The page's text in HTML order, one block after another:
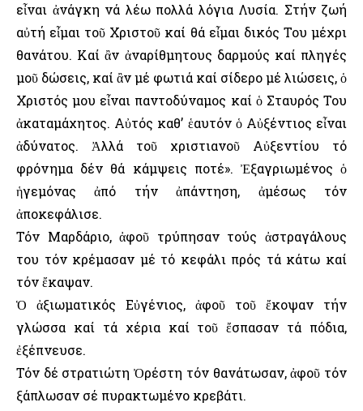
εἶναι ἀνάγκη νά λέω πολλά λόγια Λυσία. Στήν ζωή
αὐτή εἶμαι τοῦ Χριστοῦ καί θά εἶμαι δικός Του μέχρι
θανάτου. Καί ἂν ἀναρίθμητους δαρμούς καί πληγές
μοῦ δώσεις, καί ἂν μέ φωτιά καί σίδερο μέ λιώσεις, ὁ
Χριστός μου εἶναι παντοδύναμος καί ὁ Σταυρός Του
ἀκαταμάχητος. Αὐτός καθ’ ἑαυτόν ὁ Αὐξέντιος εἶναι
ἀδύνατος. Ἀλλά τοῦ χριστιανοῦ Αὐξεντίου τό
φρόνημα δέν θά κάμψεις ποτέ». Ἐξαγριωμένος ὁ
ἡγεμόνας ἀπό τήν ἀπάντηση, ἀμέσως τόν
ἀποκεφάλισε.
Τόν Μαρδάριο, ἀφοῦ τρύπησαν τούς ἀστραγάλους
του τόν κρέμασαν μέ τό κεφάλι πρός τά κάτω καί
τόν ἔκαψαν.
Ὁ ἀξιωματικός Εὐγένιος, ἀφοῦ τοῦ ἔκοψαν τήν
γλώσσα καί τά χέρια καί τοῦ ἔσπασαν τά πόδια,
ἐξέπνευσε.
Τόν δέ στρατιώτη Ὀρέστη τόν θανάτωσαν, ἀφοῦ τόν
ξάπλωσαν σέ πυρακτωμένο κρεβάτι.